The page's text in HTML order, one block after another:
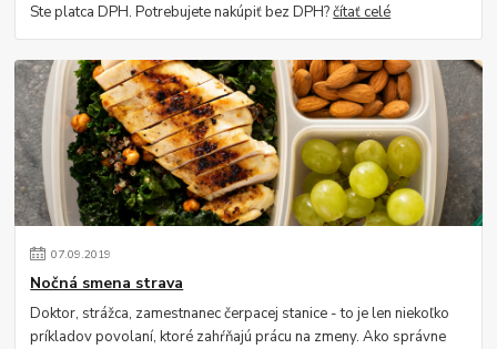
Ste platca DPH. Potrebujete nakúpiť bez DPH?čítať celé
07.09.2019
Nočná smena strava
Doktor, strážca, zamestnanec čerpacej stanice - to je len niekoľko
príkladov povolaní, ktoré zahŕňajú prácu na zmeny. Ako správne